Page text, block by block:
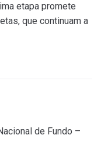
etapa promete
que continuam a
de Fundo –